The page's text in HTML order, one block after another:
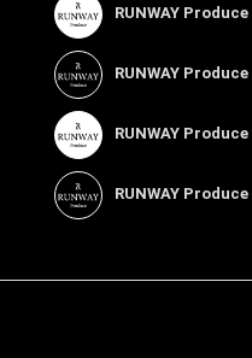
RUNWAY Produce
RUNWAY Produce
RUNWAY Produce
RUNWAY Produce